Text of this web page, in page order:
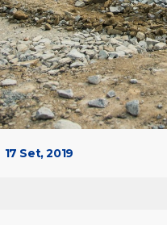
17 Set, 2019